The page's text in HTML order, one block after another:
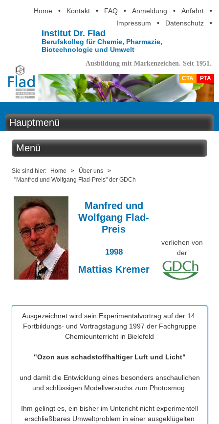
Home • Kontakt • FAQ • Anmeldung • Anfahrt
•
Impressum
• Datenschutz •
Institut Dr. Flad
Berufskolleg für Chemie, Pharmazie,
Biotechnologie und Umwelt
Ausbildung mit Markenzeichen. Seit 1951.
CTA PTA
Hauptmenü
Home
Ausbildung
Berufsinformation
Über uns
Besonderheiten
Projekte
Menü
Über uns
Schulprofil
Schule ohne Rassismus - Schule mit Courage
Unsere Geschichte
Fladianer*innen
Fotoalbum
Förderverein
"Manfred und Wolfgang Flad-Preis" der GDCh
VIPs zu Besuch
UNESCO-Projektschule
Sie sind hier: Home > Über uns
>
"Manfred und Wolfgang Flad-Preis" der GDCh
Manfred und
Wolfgang Flad-
Preis
1998
Mattias Kremer
verliehen von
der
Ausgezeichnet wird sein Experimentalvortrag auf der 14.
Fortbildungs- und Vortragstagung 1997 der Fachgruppe
Chemieunterricht in Bielefeld
"Ozon aus schadstoffhaltiger Luft und Licht"
und damit die Entwicklung eines besonders anschaulichen
und schlüssigen Modellversuchs zum Photosmog.
Ihm gelingt es, ein bisher im Untericht nicht experimentell
erschließbares Umweltproblem in einer ausgeklügelten